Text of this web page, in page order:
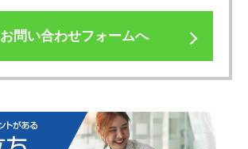
お問い合わせフォームへ